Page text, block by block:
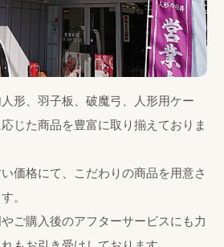
形、羽子板、破魔弓、人形用ケー
じた商品を豊富に取り揃えておりま
価格にて、こだわりの商品を用意さ
。
ご購入後のアフターサービスにも力